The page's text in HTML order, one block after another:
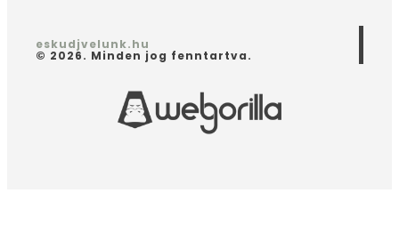
eskudjvelunk.hu
© 2026. Minden jog fenntartva.